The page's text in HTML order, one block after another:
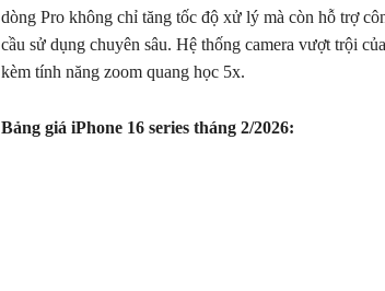
dòng Pro không chỉ tăng tốc độ xử lý mà còn hỗ trợ
cầu sử dụng chuyên sâu. Hệ thống camera vượt trội
kèm tính năng zoom quang học 5x.
Bảng giá iPhone 16 series tháng 2/2026: